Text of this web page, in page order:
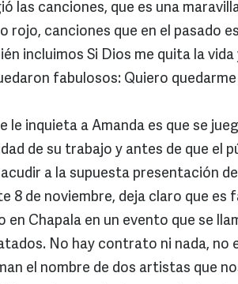
las canciones, que es una
rojo, canciones que en el pasado
incluimos Si Dios me quita la
fabulosos: Quiero
le inquieta a Amanda es que se
de su trabajo y antes de que el
a la supuesta presentación
8 de noviembre, deja claro que es
en Chapala en un evento que se
No hay contrato ni nada, no
el nombre de dos artistas que